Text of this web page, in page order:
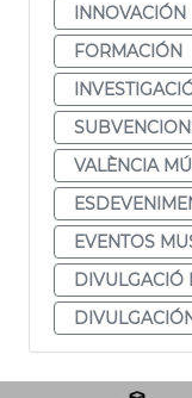
INNOVACIÓN
FORMACIÓN
VALÈNCIA
EVENTOS
DIVULGACIÓ